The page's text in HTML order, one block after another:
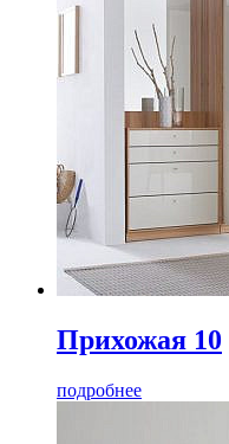
Прихожая 10
подробнее